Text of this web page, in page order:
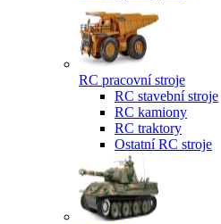
RC pracovní stroje
RC stavební stroje
RC kamiony
RC traktory
Ostatní RC stroje